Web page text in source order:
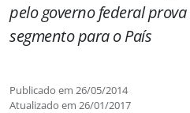
pelo governo federal
segmento para o País
Publicado em 26/05/2014
Atualizado em 26/01/2017